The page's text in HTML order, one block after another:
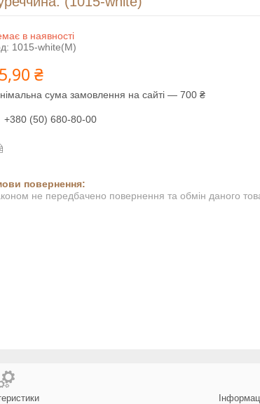
в наявності
1015-white(M)
₴
сума замовлення на сайті — 700 ₴
+380 (50) 680-80-00
не передбачено повернення та обмін даного